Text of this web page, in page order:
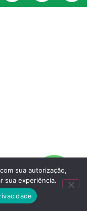
sua autorização,
sua experiência.